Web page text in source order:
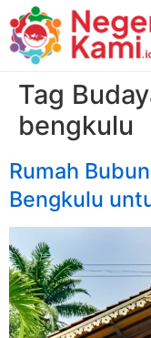
Tag
bengkulu
Rumah
Bengkulu